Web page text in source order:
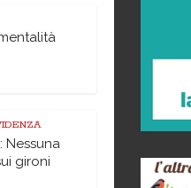
Nessuna
gironi